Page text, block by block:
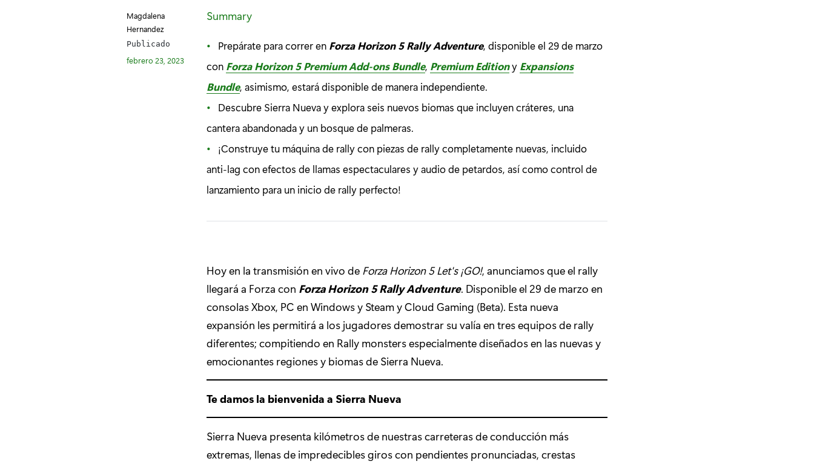
:
Magdalena
Hernandez
Publicado
febrero 23, 2023
Summary
Prepárate para correr en Forza Horizon 5 Rally Adventure, disponible el 29 de marzo
con Forza Horizon 5 Premium Add-ons Bundle, Premium Editiony Expansions
Bundle, asimismo, estará disponible de manera independiente.
Descubre Sierra Nueva y explora seis nuevos biomas que incluyen cráteres, una
cantera abandonada y un bosque de palmeras.
¡Construye tu máquina de rally con piezas de rally completamente nuevas, incluido
anti-lag con efectos de llamas espectaculares y audio de petardos, así como control de
lanzamiento para un inicio de rally perfecto!
Hoy en la transmisión en vivo de Forza Horizon 5 Let's ¡GO!, anunciamos que el rally
llegará a Forza con Forza Horizon 5 Rally Adventure. Disponible el 29 de marzo en
consolas Xbox, PC en Windows y Steam y Cloud Gaming (Beta). Esta nueva
expansión les permitirá a los jugadores demostrar su valía en tres equipos de rally
diferentes; compitiendo en Rally monsters especialmente diseñados en las nuevas y
emocionantes regiones y biomas de Sierra Nueva.
Te damos la bienvenida a Sierra Nueva
Sierra Nueva presenta kilómetros de nuestras carreteras de conducción más
extremas, llenas de impredecibles giros con pendientes pronunciadas, crestas